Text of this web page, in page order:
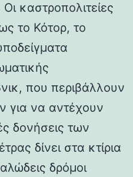
καστροπολιτείες
το Κότορ, το
που περιβάλλουν
για να αντέχουν
δονήσεις των
δίνει στα κτίρια
δρόμοι